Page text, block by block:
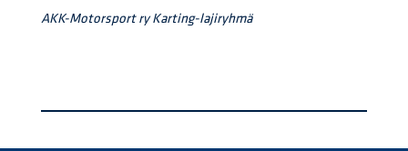
AKK-Motorsport ry Karting-lajiryhmä